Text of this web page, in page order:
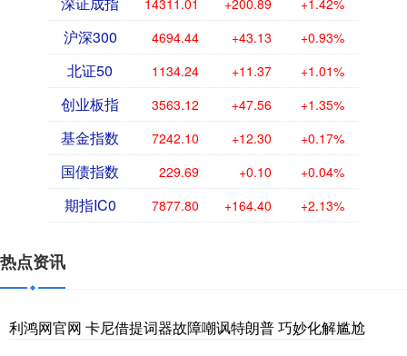
沪深300 4694.44 +43.13 +0.93%
北证50 1134.24 +11.37 +1.01%
创业板指 3563.12 +47.56 +1.35%
基金指数 7242.10 +12.30 +0.17%
国债指数 229.69 +0.10 +0.04%
期指IC0 7877.80 +164.40 +2.13%
热点资讯
利鸿网官网 卡尼借提词器故障嘲讽特朗普 巧妙化解尴尬